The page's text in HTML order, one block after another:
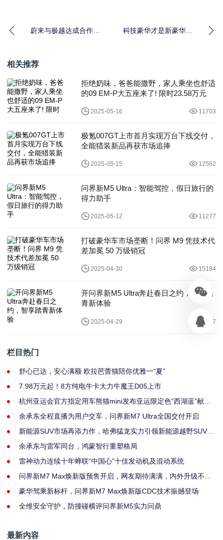
蔚来与极越达成合作，
科技豪华才是新豪华！
相关推荐
拒绝奶味，爸爸能撒野，家人乘坐也舒适
的09 EM-P大五座来了! 限时23.58万元
2025-05-16 11703
极氪007GT上市首月实现万台下线交付，
全能猎装新品再获市场追捧
2025-05-15 12562
问界新M5 Ultra：智能驾控，假日旅行的
得力助手
2025-05-12 11277
打破豪华车市场垄断！问界 M9 凭技术代
差加冕 50 万级销冠
2025-04-30 15184
开问界新M5 Ultra奔赴春日之约，智享踏
青新体验
2025-04-29 11527
栏目热门
舒心已达，安心满额 欧拉芭蕾猫陪你优雅一“夏”
7.98万元起！8方纯电牛卡大力牛魔王D05上市
杭州亚运会官方指定用车熊猫mini发布亚运限定色“西湖蓝”献礼
余承东全程直播为用户交车，问界新M7 Ultra全国交付开启
新能源SUV市场再添力作，哈弗猛龙实力引领新能源越野SUV新
余承东与雷军同台，鸿蒙智行重塑格局
雷神动力连续十年蝉联“中国心”十佳发动机及混动系统
问界新M7 Max焕新版预售开启，网友期待满满，内外升级不止
豪华驾乘新标杆，问界新M7 Max焕新版CDC技术振撼登场
全维安全守护，防撞碰横评问界新M5实力问鼎
最新内容